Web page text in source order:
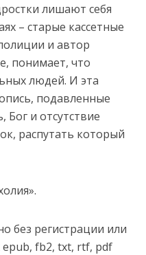
лишают себя
– старые кассетные
и автор
понимает, что
людей. И эта
подавленные
и отсутствие
распутать который
без регистрации или
epub, fb2, txt, rtf, pdf